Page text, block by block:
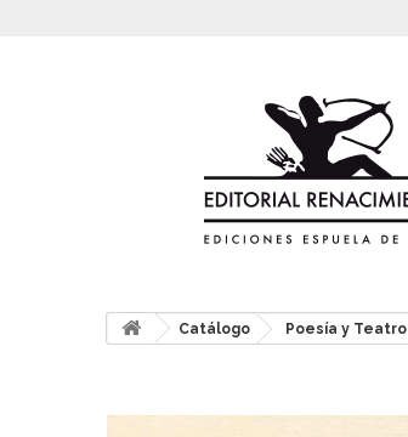
Catálogo Poesía y Teatro